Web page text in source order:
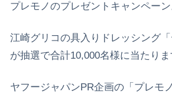
プレモノのプレゼントキャンペーン
江崎グリコの具入りドレッシング「
が抽選で合計10,000名様に当たりま
ヤフージャパンPR企画の「プレモ